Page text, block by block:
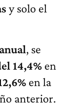
y solo el
, se
14,4% en
en la
anterior.